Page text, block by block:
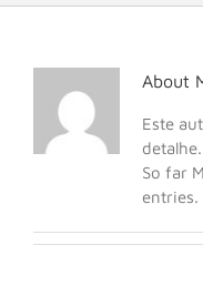
Promoções
Marcas
Suplementos
About
Este
detalhe.
So far
entries.